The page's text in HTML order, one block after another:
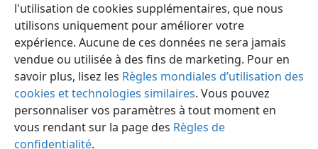
l'utilisation de cookies supplémentaires, que nous
utilisons uniquement pour améliorer votre
expérience. Aucune de ces données ne sera jamais
vendue ou utilisée à des fins de marketing. Pour en
savoir plus, lisez les Règles mondiales d’utilisation des
cookies et technologies similaires. Vous pouvez
personnaliser vos paramètres à tout moment en
vous rendant sur la page des Règles de
confidentialité.
Français Partager Préférences
Copyright © 2026 Watch Tower Bible and Tract Society of Pennsylvania
Conditions d’utilisation
Règles de confidentialité
Paramètres de confidentialité
JW.ORG Se connecter